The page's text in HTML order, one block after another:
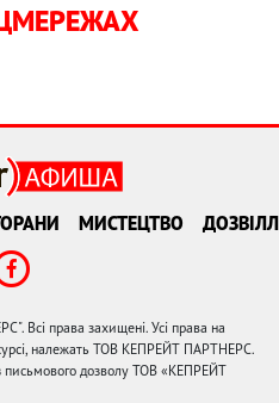
МИСТЕЦТВО
права захищені. Усі права на
належать ТОВ КЕПРЕЙТ ПАРТНЕРС.
письмового дозволу ТОВ «КЕПРЕЙТ